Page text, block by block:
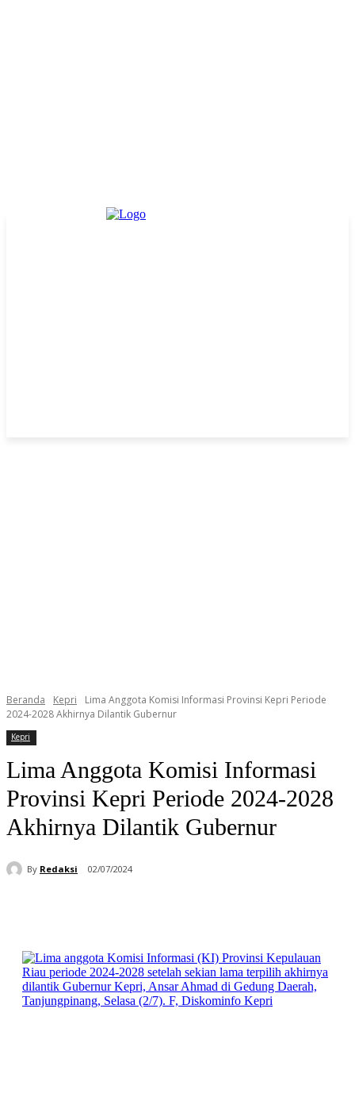
Beranda Kepri
Lima Anggota Komisi Informasi Provinsi Kepri Periode
2024-2028 Akhirnya Dilantik Gubernur
Kepri
Lima Anggota Komisi Informasi
Provinsi Kepri Periode 2024-2028
Akhirnya Dilantik Gubernur
By Redaksi 02/07/2024